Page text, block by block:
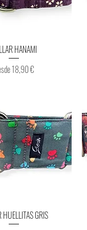
Vista rápida
HANAMI
18,90 €
de oferta
Vista rápida
HUELLITAS GRIS